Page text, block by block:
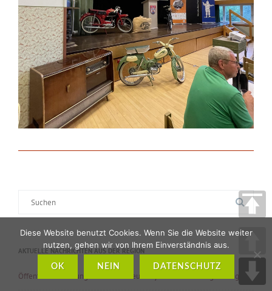
AKTUELLE NACHRICHTEN AUS DER REGION
Öffentlilche Führung im Rhönmuseum – jeden Donnerstag im August
Diese Website benutzt Cookies. Wenn Sie die Website weiter
nutzen, gehen wir von Ihrem Einverständnis aus.
OK NEIN DATENSCHUTZ